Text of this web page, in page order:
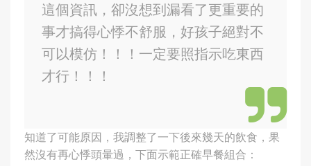
這個資訊，卻沒想到漏看了更重要的
事才搞得心悸不舒服，好孩子絕對不
可以模仿！！！一定要照指示吃東西
才行！！！
知道了可能原因，我調整了一下後來幾天的飲食，果
然沒有再心悸頭暈過，下面示範正確早餐組合：